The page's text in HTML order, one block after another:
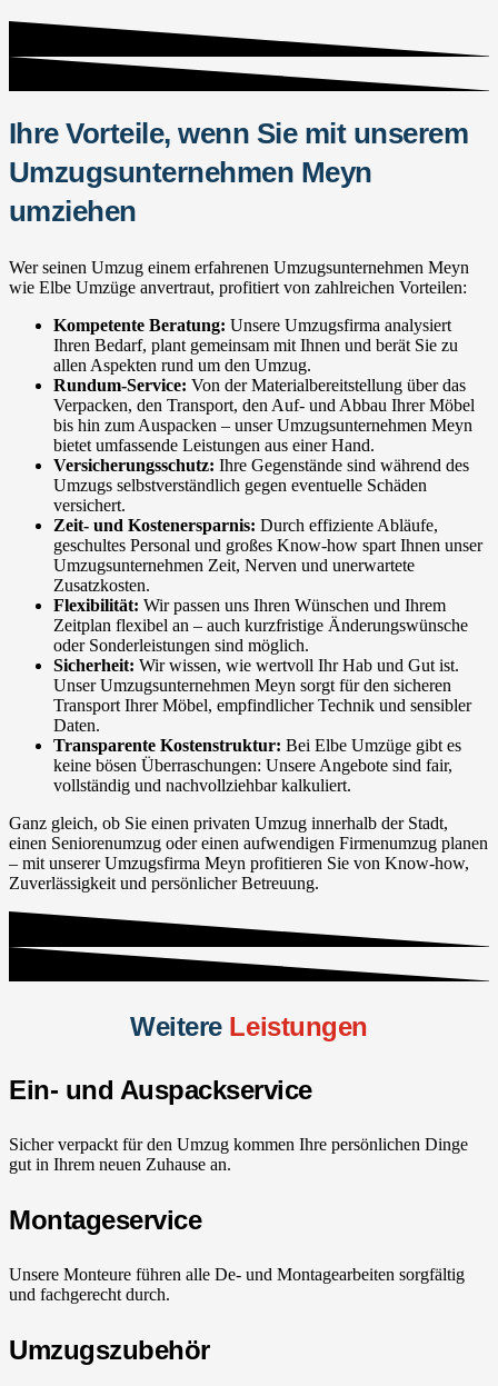
Ihre Vorteile, wenn Sie mit unserem
Umzugsunternehmen Meyn
umziehen
Wer seinen Umzug einem erfahrenen Umzugsunternehmen Meyn
wie Elbe Umzüge anvertraut, profitiert von zahlreichen Vorteilen:
Kompetente Beratung: Unsere Umzugsfirma analysiert
Ihren Bedarf, plant gemeinsam mit Ihnen und berät Sie zu
allen Aspekten rund um den Umzug.
Rundum-Service: Von der Materialbereitstellung über das
Verpacken, den Transport, den Auf- und Abbau Ihrer Möbel
bis hin zum Auspacken – unser Umzugsunternehmen Meyn
bietet umfassende Leistungen aus einer Hand.
Versicherungsschutz: Ihre Gegenstände sind während des
Umzugs selbstverständlich gegen eventuelle Schäden
versichert.
Zeit- und Kostenersparnis: Durch effiziente Abläufe,
geschultes Personal und großes Know-how spart Ihnen unser
Umzugsunternehmen Zeit, Nerven und unerwartete
Zusatzkosten.
Flexibilität: Wir passen uns Ihren Wünschen und Ihrem
Zeitplan flexibel an – auch kurzfristige Änderungswünsche
oder Sonderleistungen sind möglich.
Sicherheit: Wir wissen, wie wertvoll Ihr Hab und Gut ist.
Unser Umzugsunternehmen Meyn sorgt für den sicheren
Transport Ihrer Möbel, empfindlicher Technik und sensibler
Daten.
Transparente Kostenstruktur: Bei Elbe Umzüge gibt es
keine bösen Überraschungen: Unsere Angebote sind fair,
vollständig und nachvollziehbar kalkuliert.
Ganz gleich, ob Sie einen privaten Umzug innerhalb der Stadt,
einen Seniorenumzug oder einen aufwendigen Firmenumzug planen
– mit unserer Umzugsfirma Meyn profitieren Sie von Know-how,
Zuverlässigkeit und persönlicher Betreuung.
Weitere Leistungen
Ein- und Auspackservice
Sicher verpackt für den Umzug kommen Ihre persönlichen Dinge
gut in Ihrem neuen Zuhause an.
Montageservice
Unsere Monteure führen alle De- und Montagearbeiten sorgfältig
und fachgerecht durch.
Umzugszubehör